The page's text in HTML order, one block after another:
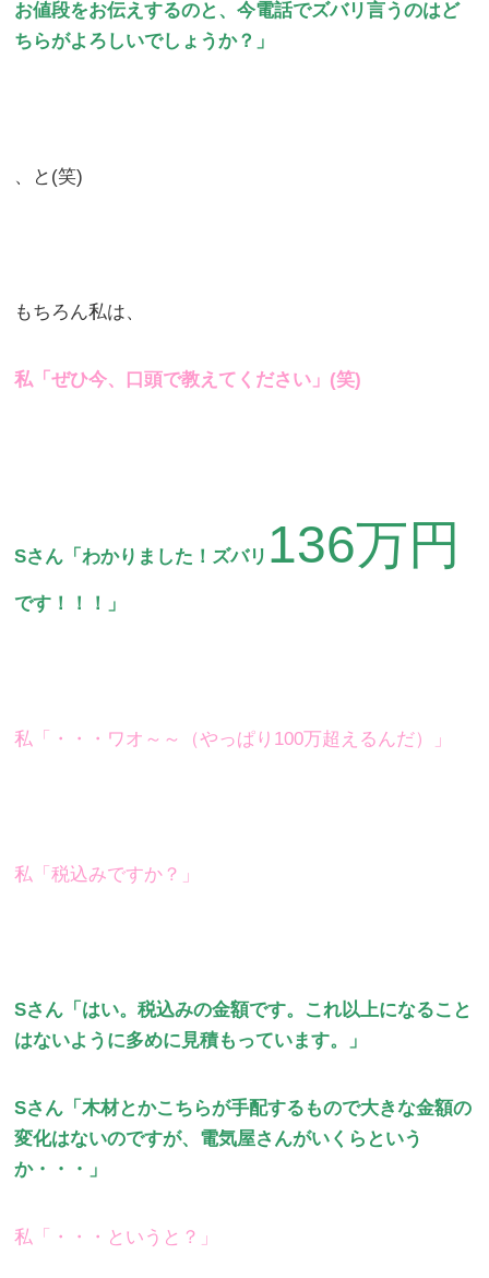
お値段をお伝えするのと、今電話でズバリ言うのはど
ちらがよろしいでしょうか？」
、と(笑)
もちろん私は、
私「ぜひ今、口頭で教えてください」(笑)
Sさん「わかりました！ズバリ 136万円
です！！！」
私「・・・ワオ～～（やっぱり100万超えるんだ）」
私「税込みですか？」
Sさん「はい。税込みの金額です。これ以上になること
はないように多めに見積もっています。」
Sさん「木材とかこちらが手配するもので大きな金額の
変化はないのですが、電気屋さんがいくらという
か・・・」
私「・・・というと？」